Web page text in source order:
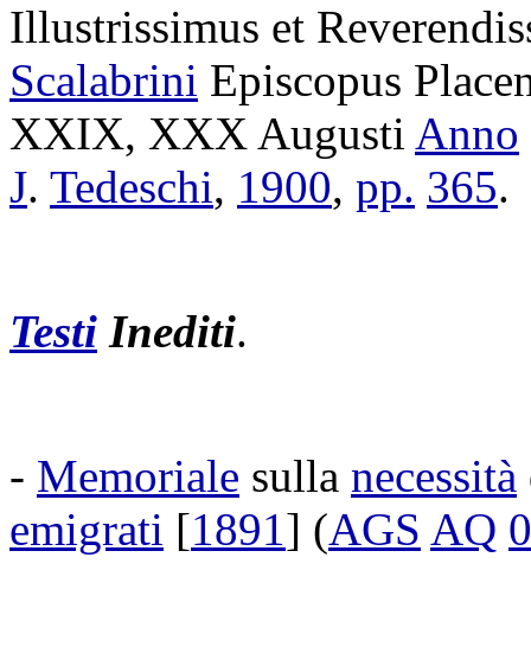
Illustrissimus et
Scalabrini Episcopus
XXIX, XXX Augusti Anno
J. Tedeschi, 1900, pp. 365.
Testi Inediti.
- Memoriale sulla necessità
emigrati [1891] (AGS AQ